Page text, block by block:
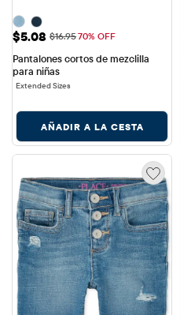
Precio de venta: $5.08
$5.08 Precio original: $16.95
$16.9570% OFF
Pantalones cortos de mezclilla
para niñas
Extended Sizes
AÑADIR A LA CESTA